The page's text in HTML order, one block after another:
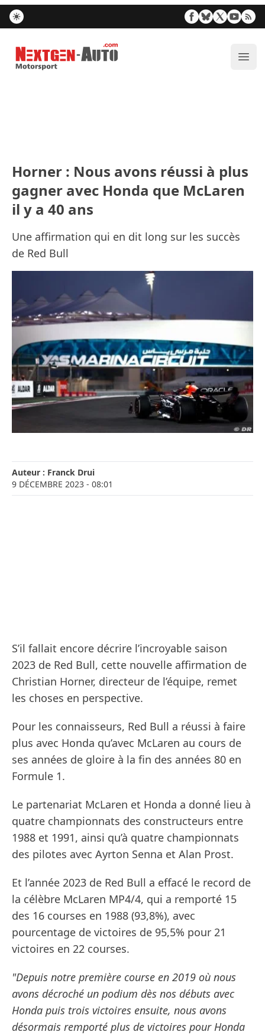
Nextgen-Auto.com
Horner : Nous avons réussi à plus
gagner avec Honda que McLaren
il y a 40 ans
Une affirmation qui en dit long sur les succès
de Red Bull
Auteur : Franck Drui
9 DÉCEMBRE 2023 - 08:01
S’il fallait encore décrire l’incroyable saison
2023 de Red Bull, cette nouvelle affirmation de
Christian Horner, directeur de l’équipe, remet
les choses en perspective.
Pour les connaisseurs, Red Bull a réussi à faire
plus avec Honda qu’avec McLaren au cours de
ses années de gloire à la fin des années 80 en
Formule 1.
Le partenariat McLaren et Honda a donné lieu à
quatre championnats des constructeurs entre
1988 et 1991, ainsi qu’à quatre championnats
des pilotes avec Ayrton Senna et Alan Prost.
Et l’année 2023 de Red Bull a effacé le record de
la célèbre McLaren MP4/4, qui a remporté 15
des 16 courses en 1988 (93,8%), avec
pourcentage de victoires de 95,5% pour 21
victoires en 22 courses.
"Depuis notre première course en 2019 où nous
avons décroché un podium dès nos débuts avec
Honda puis trois victoires ensuite, nous avons
désormais remporté plus de victoires pour Honda